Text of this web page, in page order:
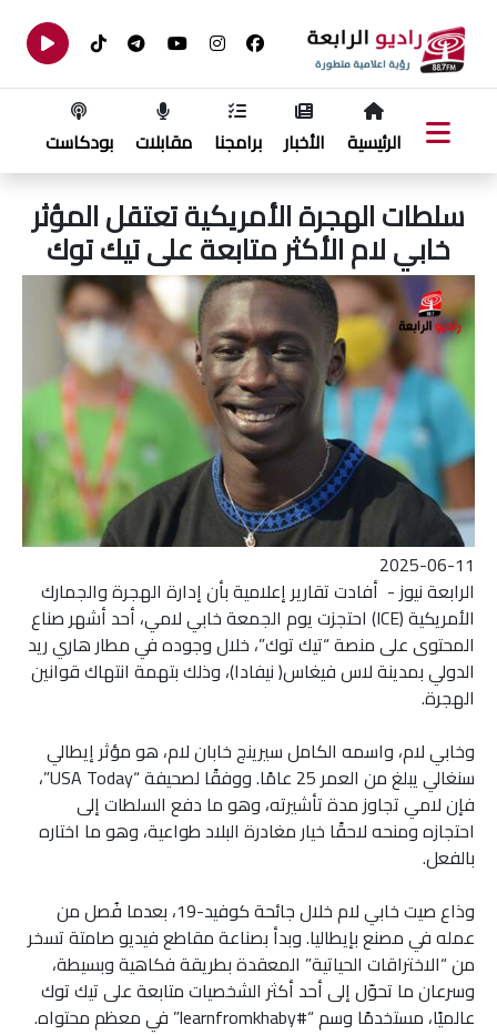
الرئيسية الأخبار برامجنا مقابلات بودكاست
سلطات الهجرة الأمريكية تعتقل المؤثر
خابي لام الأكثر متابعة على تيك توك
2025-06-11
الرابعة نيوز - أفادت تقارير إعلامية بأن إدارة الهجرة والجمارك
الأمريكية (ICE) احتجزت يوم الجمعة خابي لامي، أحد أشهر صناع
المحتوى على منصة “تيك توك”، خلال وجوده في مطار هاري ريد
الدولي بمدينة لاس فيغاس( نيفادا)، وذلك بتهمة انتهاك قوانين
الهجرة.
وخابي لام، واسمه الكامل سيرينج خابان لام، هو مؤثر إيطالي
سنغالي يبلغ من العمر 25 عامًا. ووفقًا لصحيفة “USA Today”،
فإن لامي تجاوز مدة تأشيرته، وهو ما دفع السلطات إلى
احتجازه ومنحه لاحقًا خيار مغادرة البلاد طواعية، وهو ما اختاره
بالفعل.
وذاع صيت خابي لام خلال جائحة كوفيد-19، بعدما فُصل من
عمله في مصنع بإيطاليا. وبدأ بصناعة مقاطع فيديو صامتة تسخر
من “الاختراقات الحياتية” المعقدة بطريقة فكاهية وبسيطة،
وسرعان ما تحوّل إلى أحد أكثر الشخصيات متابعة على تيك توك
عالميًا، مستخدمًا وسم “#learnfromkhaby” في معظم محتواه.